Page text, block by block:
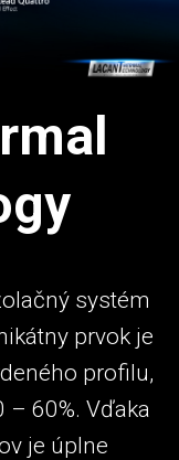
systém
prvok je
profilu,
– 60%. Vďaka
je úplne